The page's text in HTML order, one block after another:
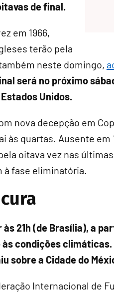
de final.
em 1966,
terão pela
neste domingo,
será no próximo
Unidos.
nova decepção em
às quartas. Ausente em
oitava vez nas
à fase eliminatória.
21h (de Brasília), a
condições
sobre a Cidade do
Internacional de